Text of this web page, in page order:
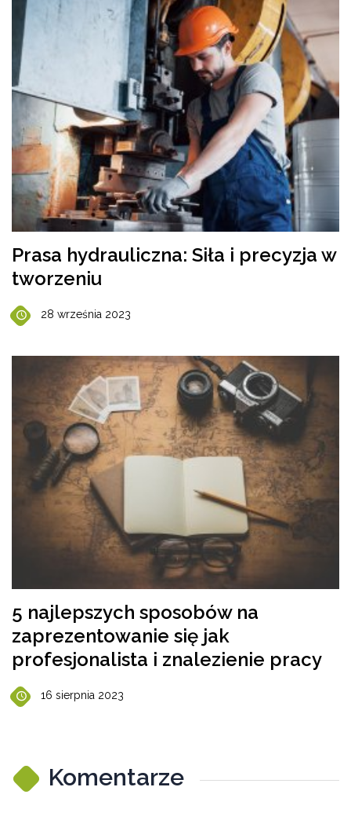
Prasa hydrauliczna: Siła i precyzja w
tworzeniu
28 września 2023
5 najlepszych sposobów na
zaprezentowanie się jak
profesjonalista i znalezienie pracy
16 sierpnia 2023
Komentarze